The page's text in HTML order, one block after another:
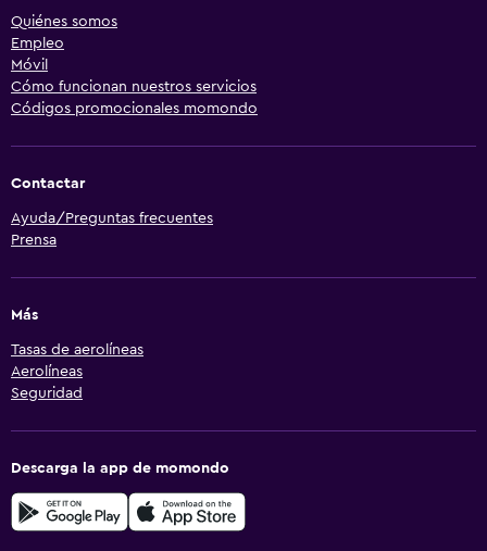
Quiénes somos
Empleo
Móvil
Cómo funcionan nuestros servicios
Códigos promocionales momondo
Contactar
Ayuda/Preguntas frecuentes
Prensa
Más
Tasas de aerolíneas
Aerolíneas
Seguridad
Descarga la app de momondo